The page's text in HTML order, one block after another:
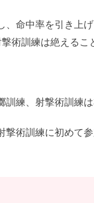
命中率を引き上
術訓練は絶えるこ
練、射撃術訓練は
術訓練に初めて